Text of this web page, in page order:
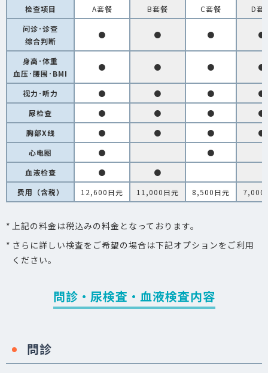
检查项目 A套餐 B套餐 C套餐
D套
问诊･诊查
综合判断
● ● ● ●
身高･体重
血压･腰围･BMI
● ● ● ●
视力･听力 ● ● ●
●
尿检查
● ● ●
●
胸部X线
● ● ●
●
心电图
●
●
血液检查
●
●
费用（含税）
12,600日元 11,000日元 8,500日元 7,000
上記の料金は税込みの料金となっております。
さらに詳しい検査をご希望の場合は下記オプションをご利用
ください。
問診・尿検査・血液検査内容
問診